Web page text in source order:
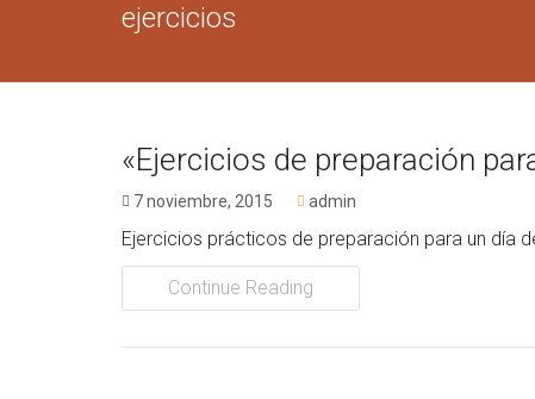
ejercicios
«Ejercicios de preparación
7 noviembre, 2015 admin
Ejercicios prácticos de preparación para un día
Continue Reading